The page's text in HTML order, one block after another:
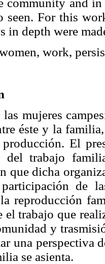
community and
seen. For this
in depth were
work,
mujeres
éste y la
El
del trabajo
que dicha
de
reproducción
el trabajo que
y
una perspectiva
se asienta.